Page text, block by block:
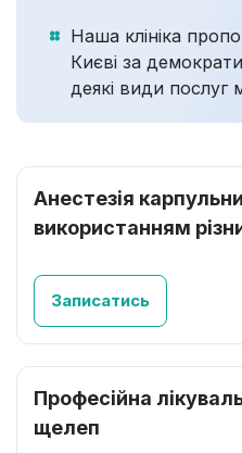
Наша клініка
Києві за
деякі види послуг
Анестезія
використанням
Записатись
Професійна
щелеп